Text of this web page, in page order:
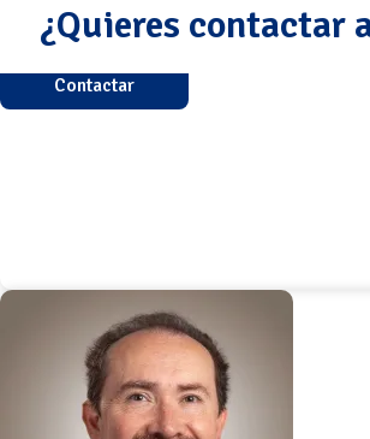
¿Quieres contactar
Contactar